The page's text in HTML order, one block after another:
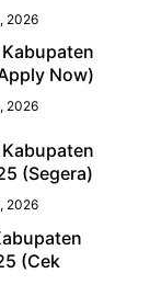
2026
Now)
2026
(Segera)
2026
(Cek